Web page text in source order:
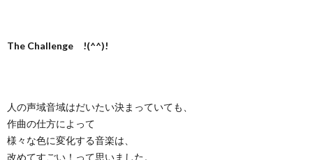
The Challenge !(^^)!
人の声域音域はだいたい決まっていても、
作曲の仕方によって
様々な色に変化する音楽は、
改めてすごい！って思いました。